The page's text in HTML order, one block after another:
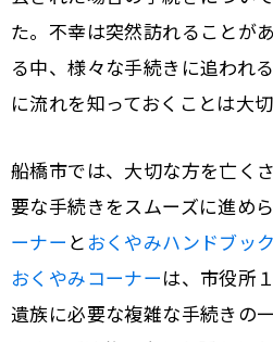
た。不幸は突然訪れることが
る中、様々な手続きに追われ
に流れを知っておくことは
船橋市では、大切な方を亡く
要な手続きをスムーズに進めら
ーナー と おくやみハンドブック
おくやみコーナーは、市役所
遺族に必要な複雑な手続きの